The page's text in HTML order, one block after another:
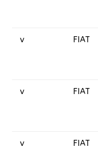
v FIAT
v FIAT
v FIAT